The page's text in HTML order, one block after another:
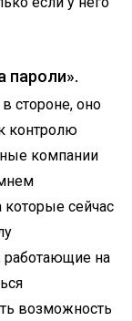
пароли».
стороне, оно
контролю
компании
сейчас
работающие на
возможность